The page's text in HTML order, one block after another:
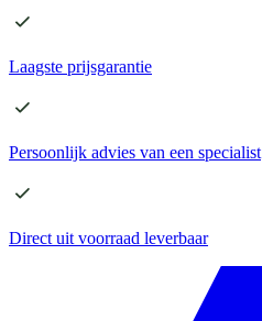
Laagste prijsgarantie
Persoonlijk advies van een specialist
Direct uit voorraad leverbaar